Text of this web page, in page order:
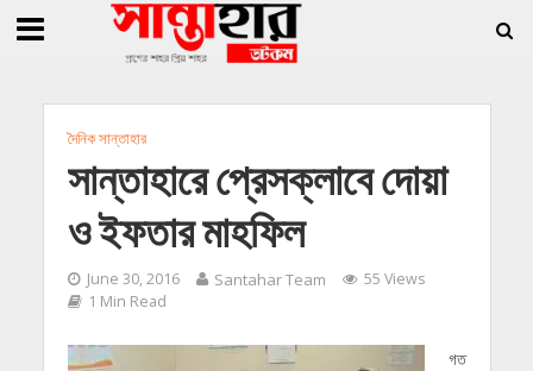
সাধারণ সম্পাদক সোহাগ » সান্তাহারে হেরোইনসহ যুবক গ্রেফতার
দৈনিক সান্তাহার
সান্তাহারে প্রেসক্লাবে দোয়া
ও ইফতার মাহফিল
June 30, 2016 Santahar Team
55 Views
1 Min Read
গত